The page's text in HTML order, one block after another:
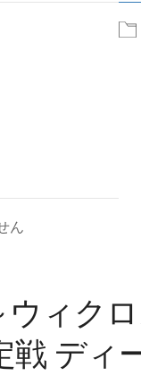
ん
ウィク
戦 ディ